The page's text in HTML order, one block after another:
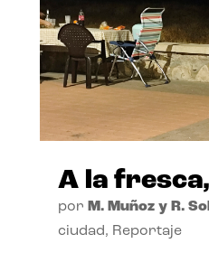
A la
por M. Muñoz y R.
ciudad, Reportaje